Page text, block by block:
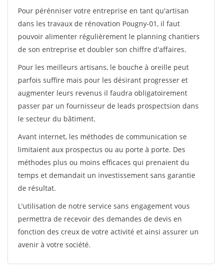
Pour pérénniser votre entreprise en tant qu'artisan
dans les travaux de rénovation Pougny-01, il faut
pouvoir alimenter régulièrement le planning chantiers
de son entreprise et doubler son chiffre d'affaires.
Pour les meilleurs artisans, le bouche à oreille peut
parfois suffire mais pour les désirant progresser et
augmenter leurs revenus il faudra obligatoirement
passer par un fournisseur de leads prospectsion dans
le secteur du bâtiment.
Avant internet, les méthodes de communication se
limitaient aux prospectus ou au porte à porte. Des
méthodes plus ou moins efficaces qui prenaient du
temps et demandait un investissement sans garantie
de résultat.
L'utilisation de notre service sans engagement vous
permettra de recevoir des demandes de devis en
fonction des creux de votre activité et ainsi assurer un
avenir à votre société.